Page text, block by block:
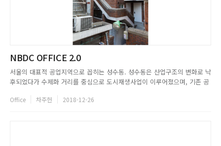
NBDC OFFICE 2.0
서울의 대표적 공업지역으로 꼽히는 성수동. 성수동은 산업구조의 변화로 낙
후되었다가 수제화 거리를 중심으로 도시재생사업이 이루어졌으며, 기존 공
났다. 거칠고 노후한 기존의 건축물을 감각적인 상업공간으로 탈바꿈한 성수
Office 차주헌 2018-12-26